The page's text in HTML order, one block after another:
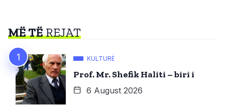
MË TËREJAT
KULTURË
Prof. Mr. Shefik Haliti – biri i
6 August 2026